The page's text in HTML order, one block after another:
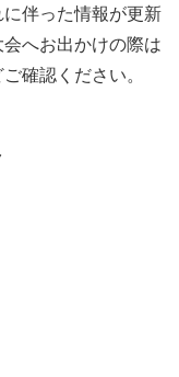
伴った情報が更新
へお出かけの際は
確認ください。